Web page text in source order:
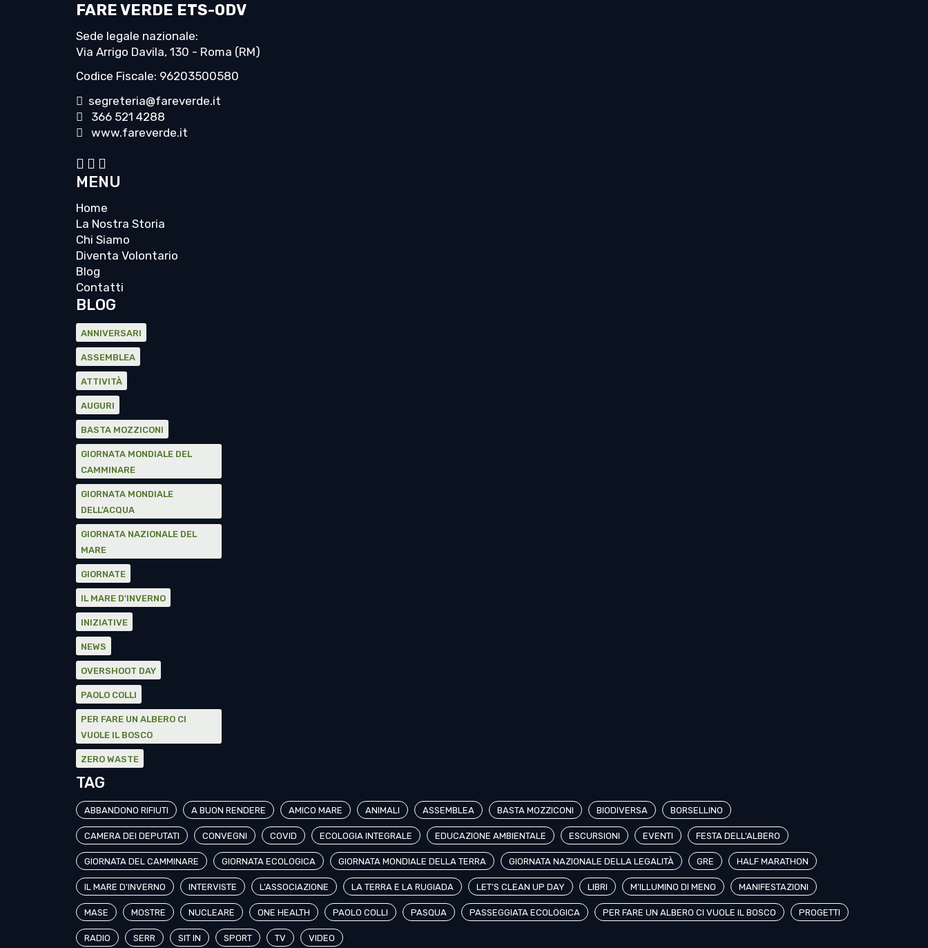
FARE VERDE ETS-ODV
Sede legale nazionale:
Via Arrigo Davila, 130 - Roma (RM)
Codice Fiscale: 96203500580
segreteria@fareverde.it
366 521 4288
www.fareverde.it
MENU
Home
La Nostra Storia
Chi Siamo
Diventa Volontario
Blog
Contatti
BLOG
ANNIVERSARI
ASSEMBLEA
ATTIVITÀ
AUGURI
BASTA MOZZICONI
GIORNATA MONDIALE DEL
CAMMINARE
GIORNATA MONDIALE
DELL'ACQUA
GIORNATA NAZIONALE DEL
MARE
GIORNATE
IL MARE D'INVERNO
INIZIATIVE
NEWS
OVERSHOOT DAY
PAOLO COLLI
PER FARE UN ALBERO CI
VUOLE IL BOSCO
ZERO WASTE
TAG
ABBANDONO RIFIUTI A BUON RENDERE AMICO MARE ANIMALI ASSEMBLEA BASTA MOZZICONI BIODIVERSA BORSELLINO
CAMERA DEI DEPUTATI CONVEGNI COVID ECOLOGIA INTEGRALE EDUCAZIONE AMBIENTALE ESCURSIONI EVENTI FESTA DELL'ALBERO
GIORNATA DEL CAMMINARE GIORNATA ECOLOGICA GIORNATA MONDIALE DELLA TERRA GIORNATA NAZIONALE DELLA LEGALITÀ GRE HALF MARATHON
IL MARE D'INVERNO INTERVISTE L'ASSOCIAZIONE LA TERRA E LA RUGIADA LET'S CLEAN UP DAY LIBRI M'ILLUMINO DI MENO MANIFESTAZIONI
MASE MOSTRE NUCLEARE ONE HEALTH PAOLO COLLI PASQUA PASSEGGIATA ECOLOGICA PER FARE UN ALBERO CI VUOLE IL BOSCO PROGETTI
RADIO SERR SIT IN SPORT TV VIDEO